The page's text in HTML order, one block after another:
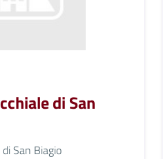
di San
San Biagio